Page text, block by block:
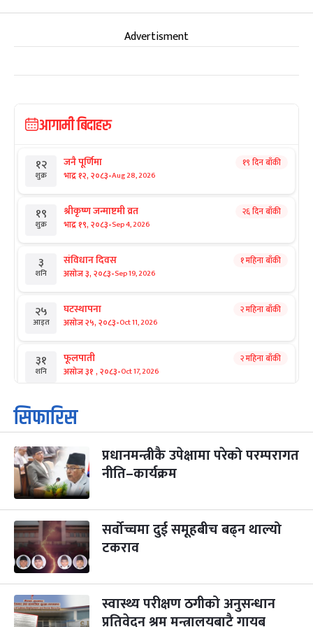
Advertisment
आगामी बिदाहरु
१२
शुक्र
जनै पूर्णिमा
भाद्र १२, २०८३-Aug 28, 2026
१९ दिन बाँकी
१९
शुक्र
श्रीकृष्ण जन्माष्टमी व्रत
भाद्र १९, २०८३-Sep 4, 2026
२६ दिन बाँकी
३
शनि
संविधान दिवस
असोज ३, २०८३-Sep 19, 2026
१ महिना बाँकी
२५
आइत
घटस्थापना
असोज २५, २०८३-Oct 11, 2026
२ महिना बाँकी
३१
शनि
फूलपाती
असोज ३१ , २०८३-Oct 17, 2026
२ महिना बाँकी
१
आइत
कार्तिक सङ्क्रान्ति
कार्तिक १, २०८३
३
मंगल
महानवमी
कार्तिक ३, २०८३-Oct 20, 2026
२ महिना बाँकी
४
बुध कार्तिक ४, २०८३ -
५
बिहि
पापा‌ङ्कुशा एकादशी व्रत
कार्तिक ५, २०८३
२२
आइत
कुकुर तिहार
कार्तिक २२, २०८३-Nov 8, 2026
३ महिना बाँकी
सिफारिस
प्रधानमन्त्रीकै उपेक्षामा परेको परम्परागत
नीति–कार्यक्रम
सर्वोच्चमा दुई समूहबीच बढ्न थाल्यो
टकराव
स्वास्थ्य परीक्षण ठगीको अनुसन्धान
प्रतिवेदन श्रम मन्त्रालयबाटै गायब